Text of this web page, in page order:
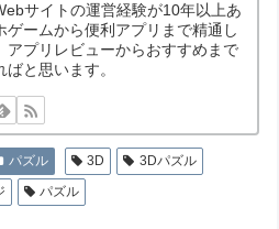
サイトの運営経験が10年以上あ
ゲームから便利アプリまで精通し
アプリレビューからおすすめまで
と思います。
パズル 3D
3Dパズル
パズル